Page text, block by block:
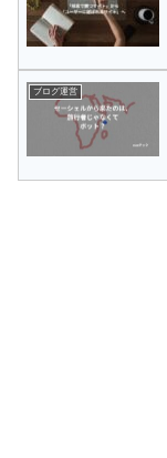
ブログ運営